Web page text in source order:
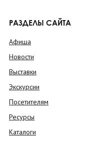
РАЗДЕЛЫ САЙТА
Афиша
Новости
Выставки
Экскурсии
Посетителям
Ресурсы
Каталоги